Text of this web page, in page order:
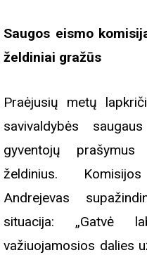
Saugos eismo
želdiniai gražūs
Praėjusių metų
savivaldybės
gyventojų
želdinius.
Andrejevas
situacija: „Gatvė
važiuojamosios dalies